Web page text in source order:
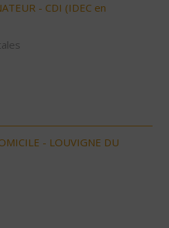
- CDI (IDEC en
- LOUVIGNE DU